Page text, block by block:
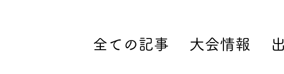
全ての記事 大会情報